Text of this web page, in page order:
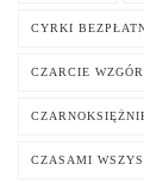
CYRKI
CZARCIE
CZASAMI